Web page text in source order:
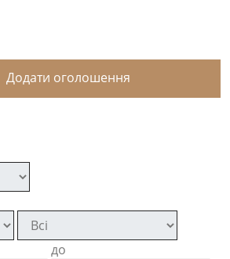
Додати оголошення
до